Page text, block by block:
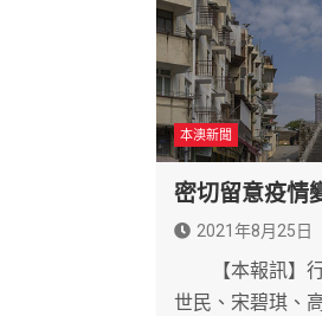
本澳新聞
密切留意疫情
2021年8月25日
【本報訊】行
世民、宋碧琪、